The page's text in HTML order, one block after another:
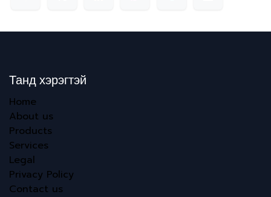
Танд хэрэгтэй
Home
About us
Products
Services
Legal
Privacy Policy
Contact us